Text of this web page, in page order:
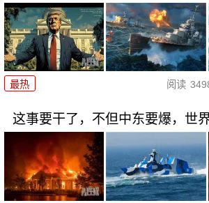
最热 阅读
这事要干了，不但中东要爆，世